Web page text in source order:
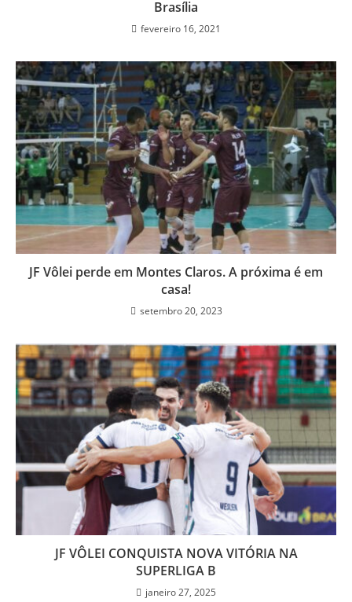
Brasília
fevereiro 16, 2021
JF Vôlei perde em Montes Claros. A próxima é em
casa!
setembro 20, 2023
JF VÔLEI CONQUISTA NOVA VITÓRIA NA
SUPERLIGA B
janeiro 27, 2025